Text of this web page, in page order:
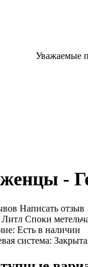
Уважаемые
-
Написать отзыв
Литл Споки
Есть в наличии
система: